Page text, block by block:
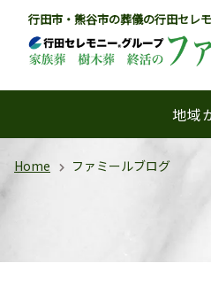
行田市・熊谷市の葬儀の行田セレ
地域
Home ファミールブログ